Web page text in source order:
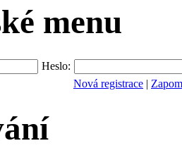
menu
Heslo:
Nová registrace |